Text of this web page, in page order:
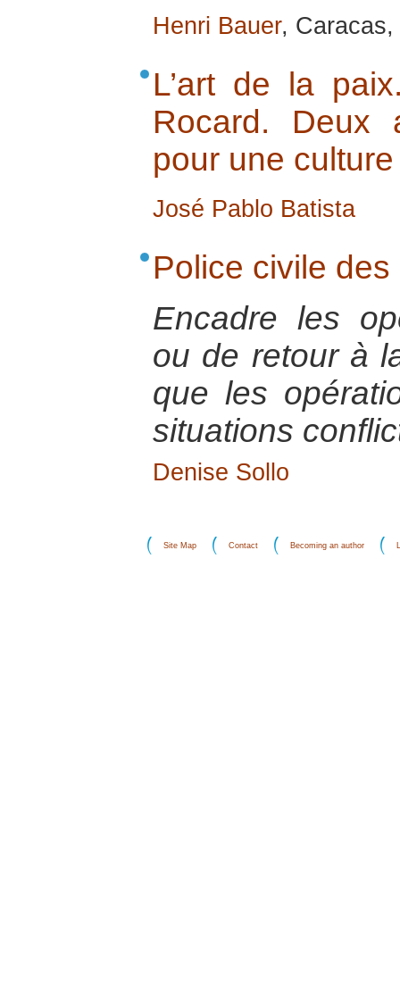
Henri Bauer, Caracas,
L’art de la
Rocard. Deux
pour une
José Pablo Batista
Police civile
Encadre les
ou de retour à
que les
situations
Denise Sollo
Site Map Contact Becoming an author